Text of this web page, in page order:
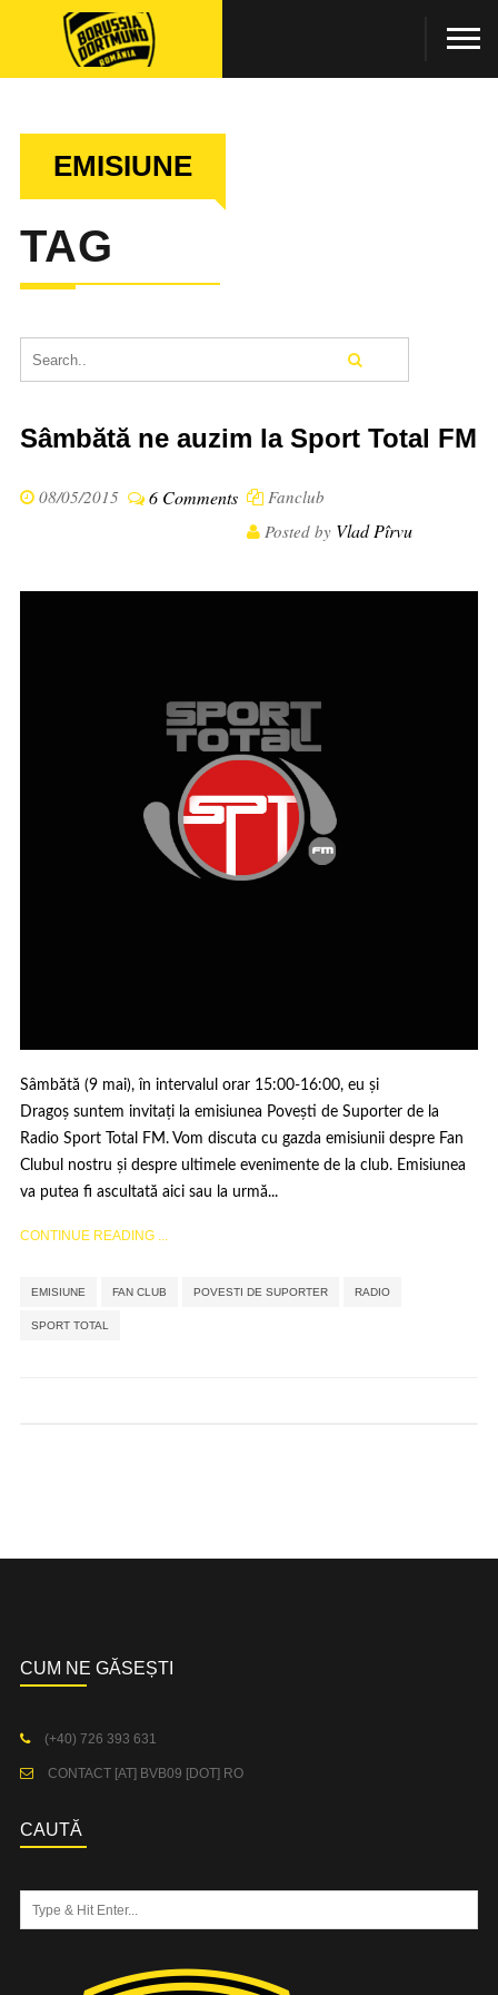
EMISIUNE
TAG
Sâmbătă ne auzim la Sport Total FM
08/05/2015 6 Comments
Fanclub
Posted by Vlad Pîrvu
Sâmbătă (9 mai), în intervalul orar 15:00-16:00, eu și
Dragoș suntem invitați la emisiunea Povești de Suporter de la
Radio Sport Total FM. Vom discuta cu gazda emisiunii despre Fan
Clubul nostru și despre ultimele evenimente de la club. Emisiunea
va putea fi ascultată aici sau la urmă...
CONTINUE READING ...
EMISIUNE FAN CLUB POVESTI DE SUPORTER RADIO
SPORT TOTAL
CUM NE GĂSEȘTI
(+40) 726 393 631
CONTACT [AT] BVB09 [DOT] RO
CAUTĂ